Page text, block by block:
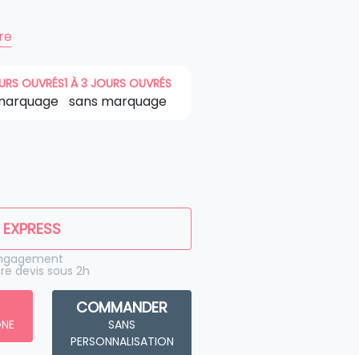
OUVRÉS1 À 3 JOURS OUVRÉS
sans marquage
devis sous 2h
COMMANDER
SANS
PERSONNALISATION